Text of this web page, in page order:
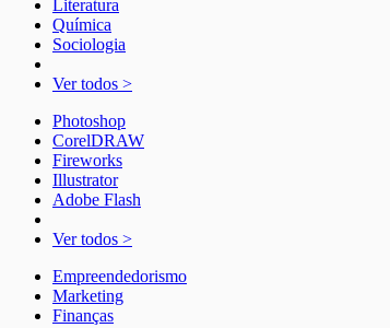
Literatura
Química
Sociologia
Ver todos >
Photoshop
CorelDRAW
Fireworks
Illustrator
Adobe Flash
Ver todos >
Empreendedorismo
Marketing
Finanças